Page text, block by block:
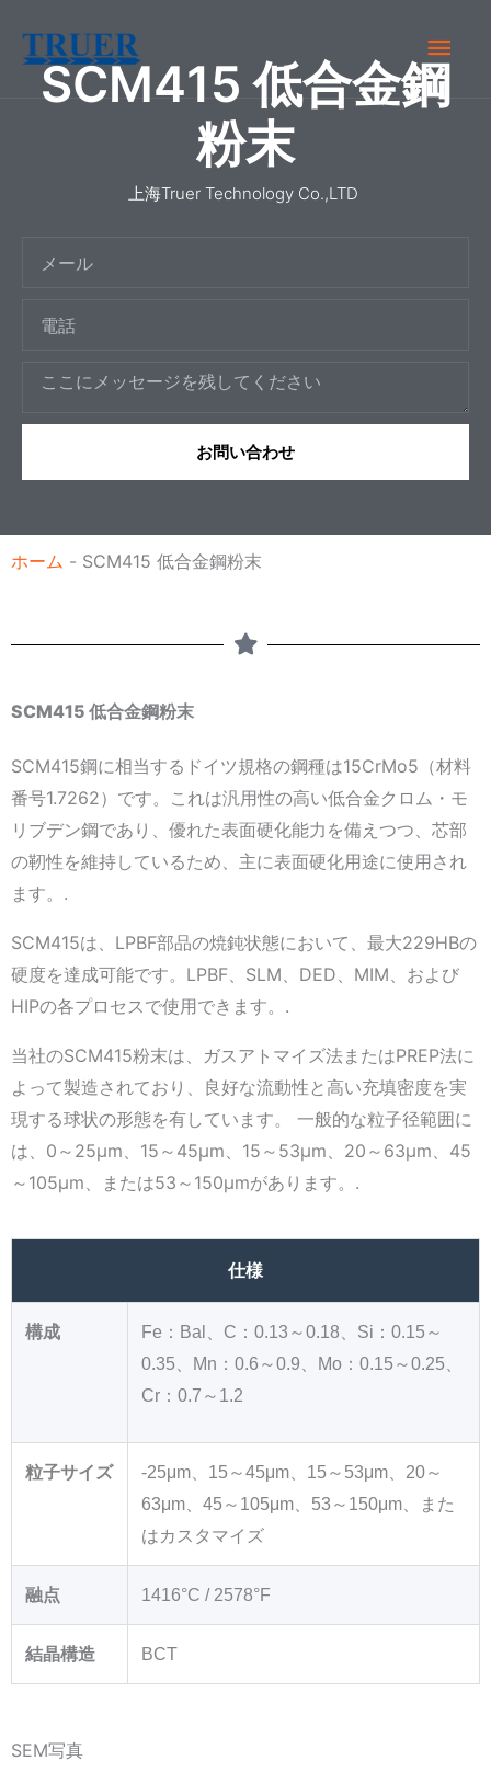
メ
イ
SCM415 低合金鋼
粉末
上海Truer Technology Co.,LTD
お問い合わせ
ホーム - SCM415 低合金鋼粉末
SCM415 低合金鋼粉末
SCM415鋼に相当するドイツ規格の鋼種は15CrMo5（材料
番号1.7262）です。これは汎用性の高い低合金クロム・モ
リブデン鋼であり、優れた表面硬化能力を備えつつ、芯部
の靭性を維持しているため、主に表面硬化用途に使用され
ます。.
SCM415は、LPBF部品の焼鈍状態において、最大229HBの
硬度を達成可能です。LPBF、SLM、DED、MIM、および
HIPの各プロセスで使用できます。.
当社のSCM415粉末は、ガスアトマイズ法またはPREP法に
よって製造されており、良好な流動性と高い充填密度を実
現する球状の形態を有しています。 一般的な粒子径範囲に
は、0～25μm、15～45μm、15～53μm、20～63μm、45
～105μm、または53～150μmがあります。.
仕様
構成
Fe：Bal、C：0.13～0.18、Si：0.15～
0.35、Mn：0.6～0.9、Mo：0.15～0.25、
Cr：0.7～1.2
粒子サイズ
-25μm、15～45μm、15～53μm、20～
63μm、45～105μm、53～150μm、また
はカスタマイズ
融点 1416°C / 2578°F
結晶構造 BCT
SEM写真